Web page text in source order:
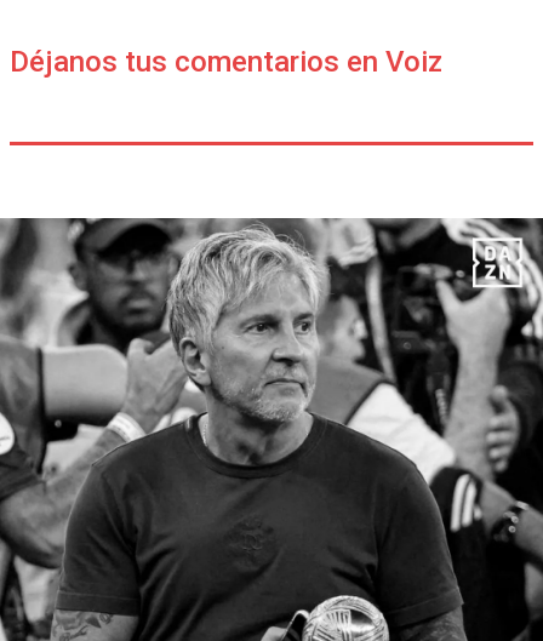
Déjanos tus comentarios en Voiz